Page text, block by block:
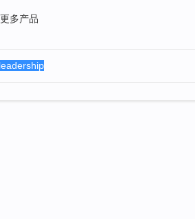
更多产品